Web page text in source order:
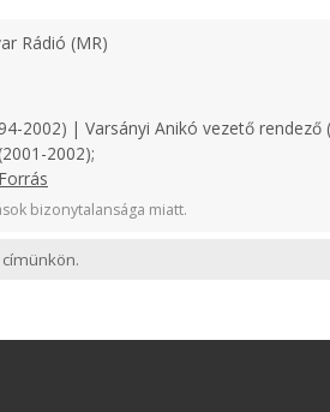
Rádió (MR)
2002) | Varsányi Anikó vezető rendező
2002);
Forrás
bizonytalansága miatt.
címünkön.